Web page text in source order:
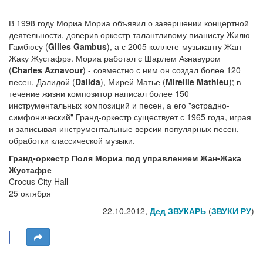
В 1998 году Мориа Мориа объявил о завершении концертной
деятельности, доверив оркестр талантливому пианисту Жилю
Гамбюсу (Gilles Gambus), а с 2005 коллеге-музыканту Жан-
Жаку Жустафрэ. Мориа работал с Шарлем Азнавуром
(Charles Aznavour) - совместно с ним он создал более 120
песен, Далидой (Dalida), Мирей Матье (Mireille Mathieu); в
течение жизни композитор написал более 150
инструментальных композиций и песен, а его "эстрадно-
симфонический" Гранд-оркестр существует с 1965 года, играя
и записывая инструментальные версии популярных песен,
обработки классической музыки.
Гранд-оркестр Поля Мориа под управлением Жан-Жака
Жустафре
Crocus City Hall
25 октября
22.10.2012, Дед ЗВУКАРЬ (ЗВУКИ РУ)